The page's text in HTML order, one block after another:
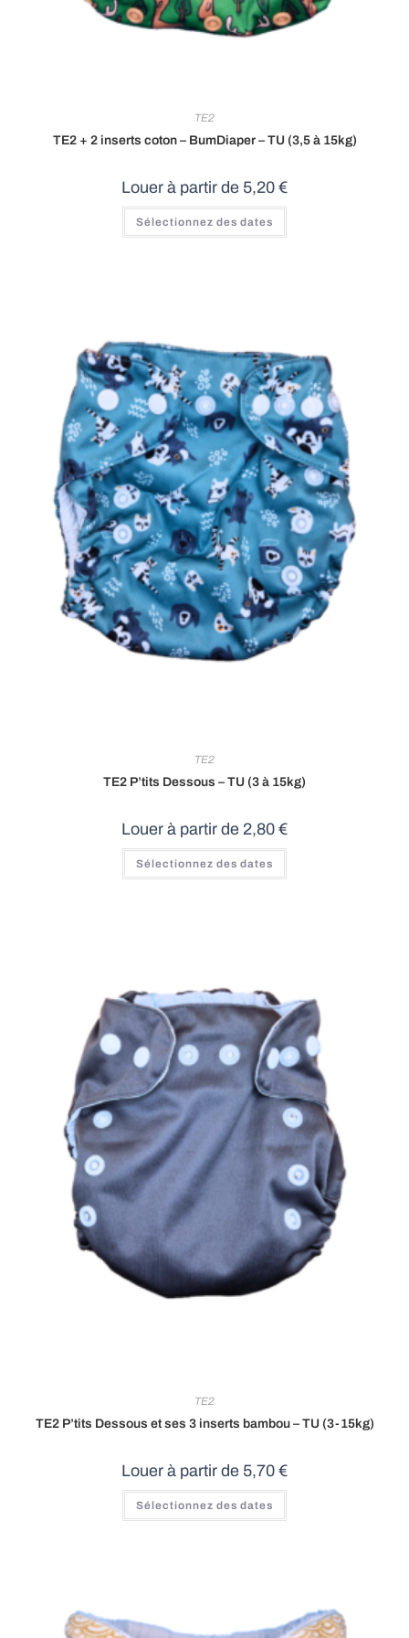
TE2
TE2 + 2 inserts coton – BumDiaper – TU (3,5 à 15kg)
Louer à partir de 5,20 €
Sélectionnez des dates
TE2
TE2 P’tits Dessous – TU (3 à 15kg)
Louer à partir de 2,80 €
Sélectionnez des dates
TE2
TE2 P’tits Dessous et ses 3 inserts bambou – TU (3-15kg)
Louer à partir de 5,70 €
Sélectionnez des dates